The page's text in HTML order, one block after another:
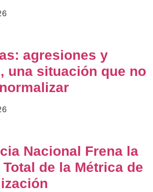
agresiones y
una situación que no
Nacional Frena la
de la Métrica de